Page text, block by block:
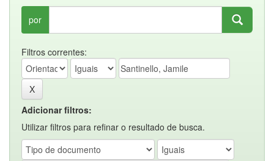
por
Filtros correntes:
Adicionar filtros:
Utilizar filtros para refinar o resultado de busca.